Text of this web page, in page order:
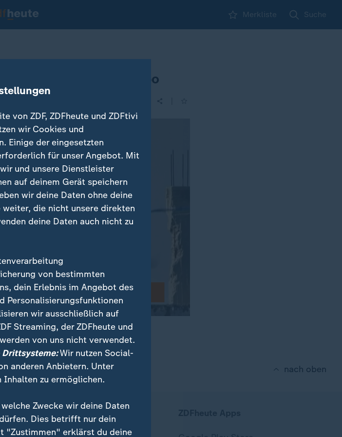
Merkliste Suche
Stadtteil in Aleppo
nach oben
ZDFheute Update
von ZDF, ZDFheute und ZDFtivi
wir Cookies und
Einige der eingesetzten
für unser Angebot. Mit
und unsere Dienstleister
auf deinem Gerät speichern
wir deine Daten ohne deine
die nicht unsere direkten
deine Daten auch nicht zu
von bestimmten
dein Erlebnis im Angebot des
Personalisierungsfunktionen
wir ausschließlich auf
Streaming, der ZDFheute und
von uns nicht verwendet.
Drittsysteme:Wir nutzen Social-
anderen Anbietern. Unter
Inhalten zu ermöglichen.
Zwecke wir deine Daten
Dies betrifft nur dein
"Zustimmen" erklärst du deine